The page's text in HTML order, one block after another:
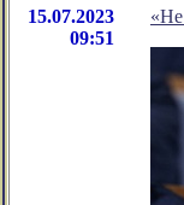
15.07.2023
09:51
«Не